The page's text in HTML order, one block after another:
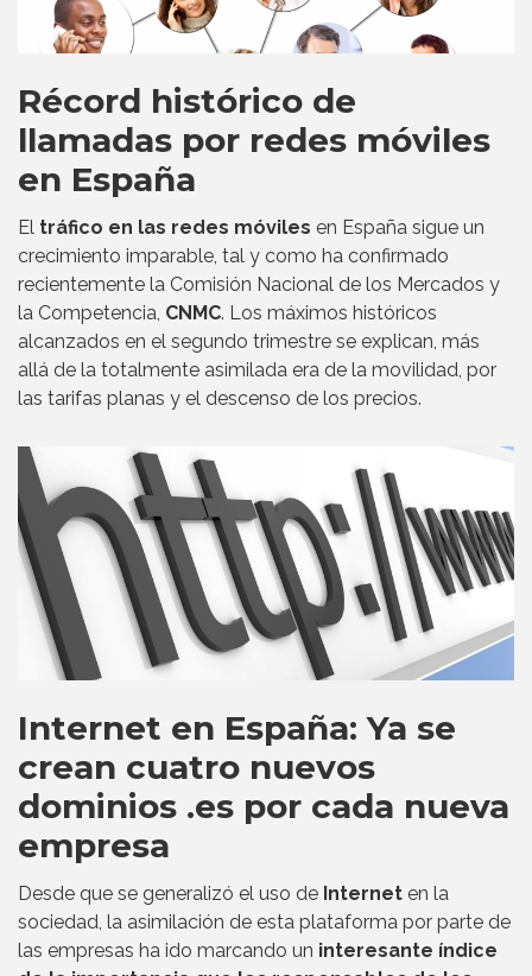
Récord histórico de
llamadas por redes móviles
en España
El tráfico en las redes móviles en España sigue un
crecimiento imparable, tal y como ha confirmado
recientemente la Comisión Nacional de los Mercados y
la Competencia, CNMC. Los máximos históricos
alcanzados en el segundo trimestre se explican, más
allá de la totalmente asimilada era de la movilidad, por
las tarifas planas y el descenso de los precios.
Internet en España: Ya se
crean cuatro nuevos
dominios .es por cada nueva
empresa
Desde que se generalizó el uso de Internet en la
sociedad, la asimilación de esta plataforma por parte de
las empresas ha ido marcando un interesante índice